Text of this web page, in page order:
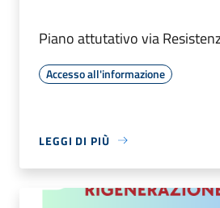
Piano attutativo via
Accesso all'informazione
LEGGI DI PIÙ